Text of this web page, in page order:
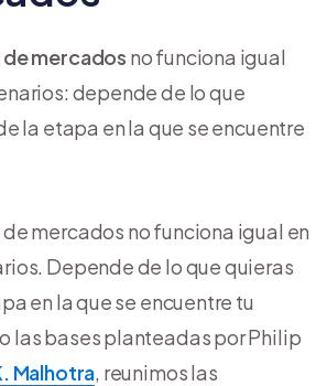
mercados no funciona igual
depende de lo que
la etapa en la que se encuentre
mercados no funciona igual en
Depende de lo que quieras
en la que se encuentre tu
las bases planteadas por Philip
Malhotra, reunimos las